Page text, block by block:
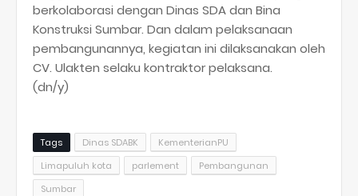
berkolaborasi dengan Dinas SDA dan Bina
Konstruksi Sumbar. Dan dalam pelaksanaan
pembangunannya, kegiatan ini dilaksanakan oleh
CV. Ulakten selaku kontraktor pelaksana.
(dn/y)
Tags Dinas SDABK
KementerianPU
Limapuluh kota
parlement
Pembangunan
Sumbar